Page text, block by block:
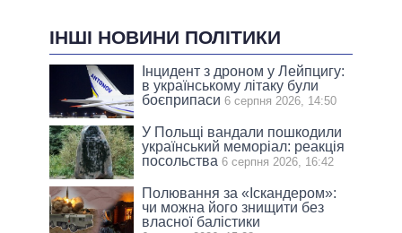
ІНШІ НОВИНИ ПОЛІТИКИ
Інцидент з дроном у Лейпцигу:
в українському літаку були
боєприпаси 6 серпня 2026, 14:50
У Польщі вандали пошкодили
український меморіал: реакція
посольства 6 серпня 2026, 16:42
Полювання за «Іскандером»:
чи можна його знищити без
власної балістики